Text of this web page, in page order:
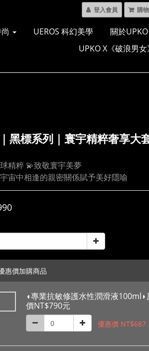
登入會員 購
UEROS 科幻美學
關於UPKO
UPKO X《破浪男女
黑標系列｜寰宇精粹奢享大
精粹 💫致敬寰宇美夢
宙中相逢的親密關係賦予美好隱喻
惠價加購商品
◖專業抗敏修護水性潤滑液100ml◗
價NT$790元
優惠價 NT$687